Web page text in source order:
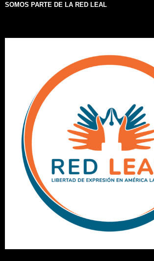
SOMOS PARTE DE LA RED LEAL